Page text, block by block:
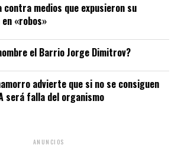
medios que expusieron su
«robos»
el Barrio Jorge Dimitrov?
advierte que si no se consiguen
será falla del organismo
ANUNCIOS